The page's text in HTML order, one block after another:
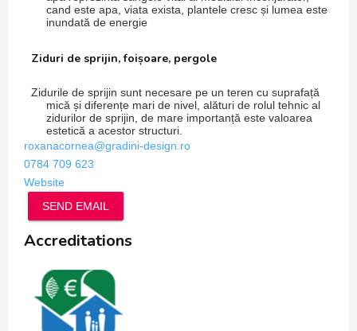
cand este apa, viata exista, plantele cresc și lumea este
inundată de energie
Ziduri de sprijin, foișoare, pergole
Zidurile de sprijin sunt necesare pe un teren cu suprafață
mică și diferențe mari de nivel, alături de rolul tehnic al
zidurilor de sprijin, de mare importanță este valoarea
estetică a acestor structuri.
roxanacornea@gradini-design.ro
0784 709 623
Website
SEND EMAIL
Accreditations